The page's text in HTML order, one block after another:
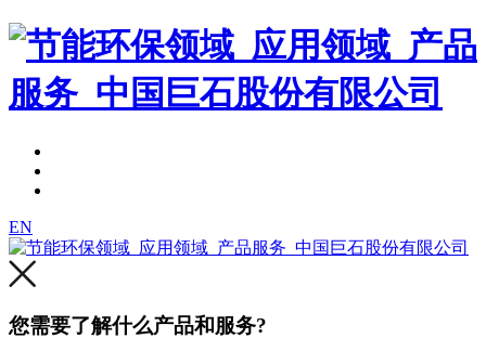
EN
您需要了解什么产品和服务?